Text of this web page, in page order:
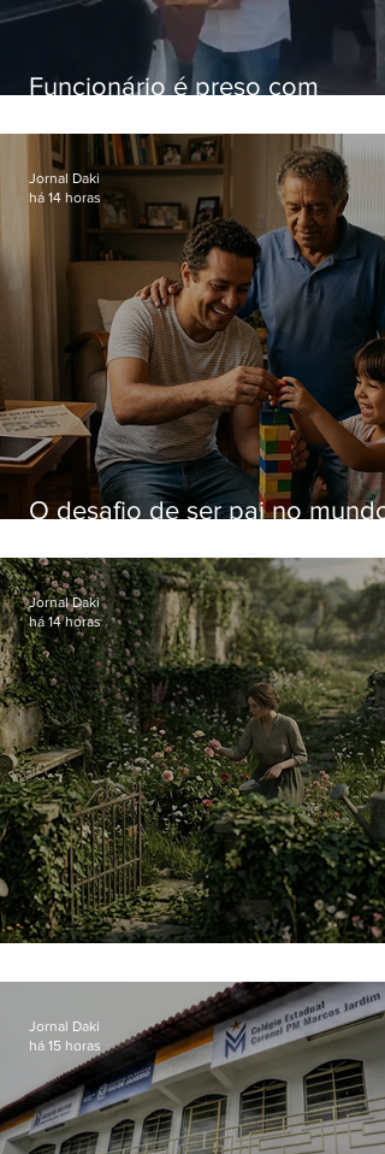
Funcionário é preso com
Hospital do Andaraí
O desafio de ser pai no mundo
Jornal Daki
há 14 horas
Jornal Daki
há 14 horas
Jornal Daki
há 15 horas